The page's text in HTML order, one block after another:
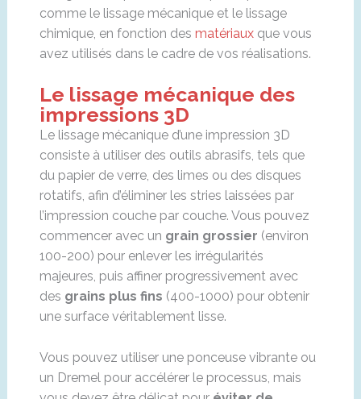
comme le lissage mécanique et le lissage
chimique, en fonction des matériauxque vous
avez utilisés dans le cadre de vos réalisations.
Le lissage mécanique des
impressions 3D
Le lissage mécanique d’une impression 3D
consiste à utiliser des outils abrasifs, tels que
du papier de verre, des limes ou des disques
rotatifs, afin d’éliminer les stries laissées par
l’impression couche par couche. Vous pouvez
commencer avec un grain grossier (environ
100-200) pour enlever les irrégularités
majeures, puis affiner progressivement avec
des grains plus fins (400-1000) pour obtenir
une surface véritablement lisse.
Vous pouvez utiliser une ponceuse vibrante ou
un Dremel pour accélérer le processus, mais